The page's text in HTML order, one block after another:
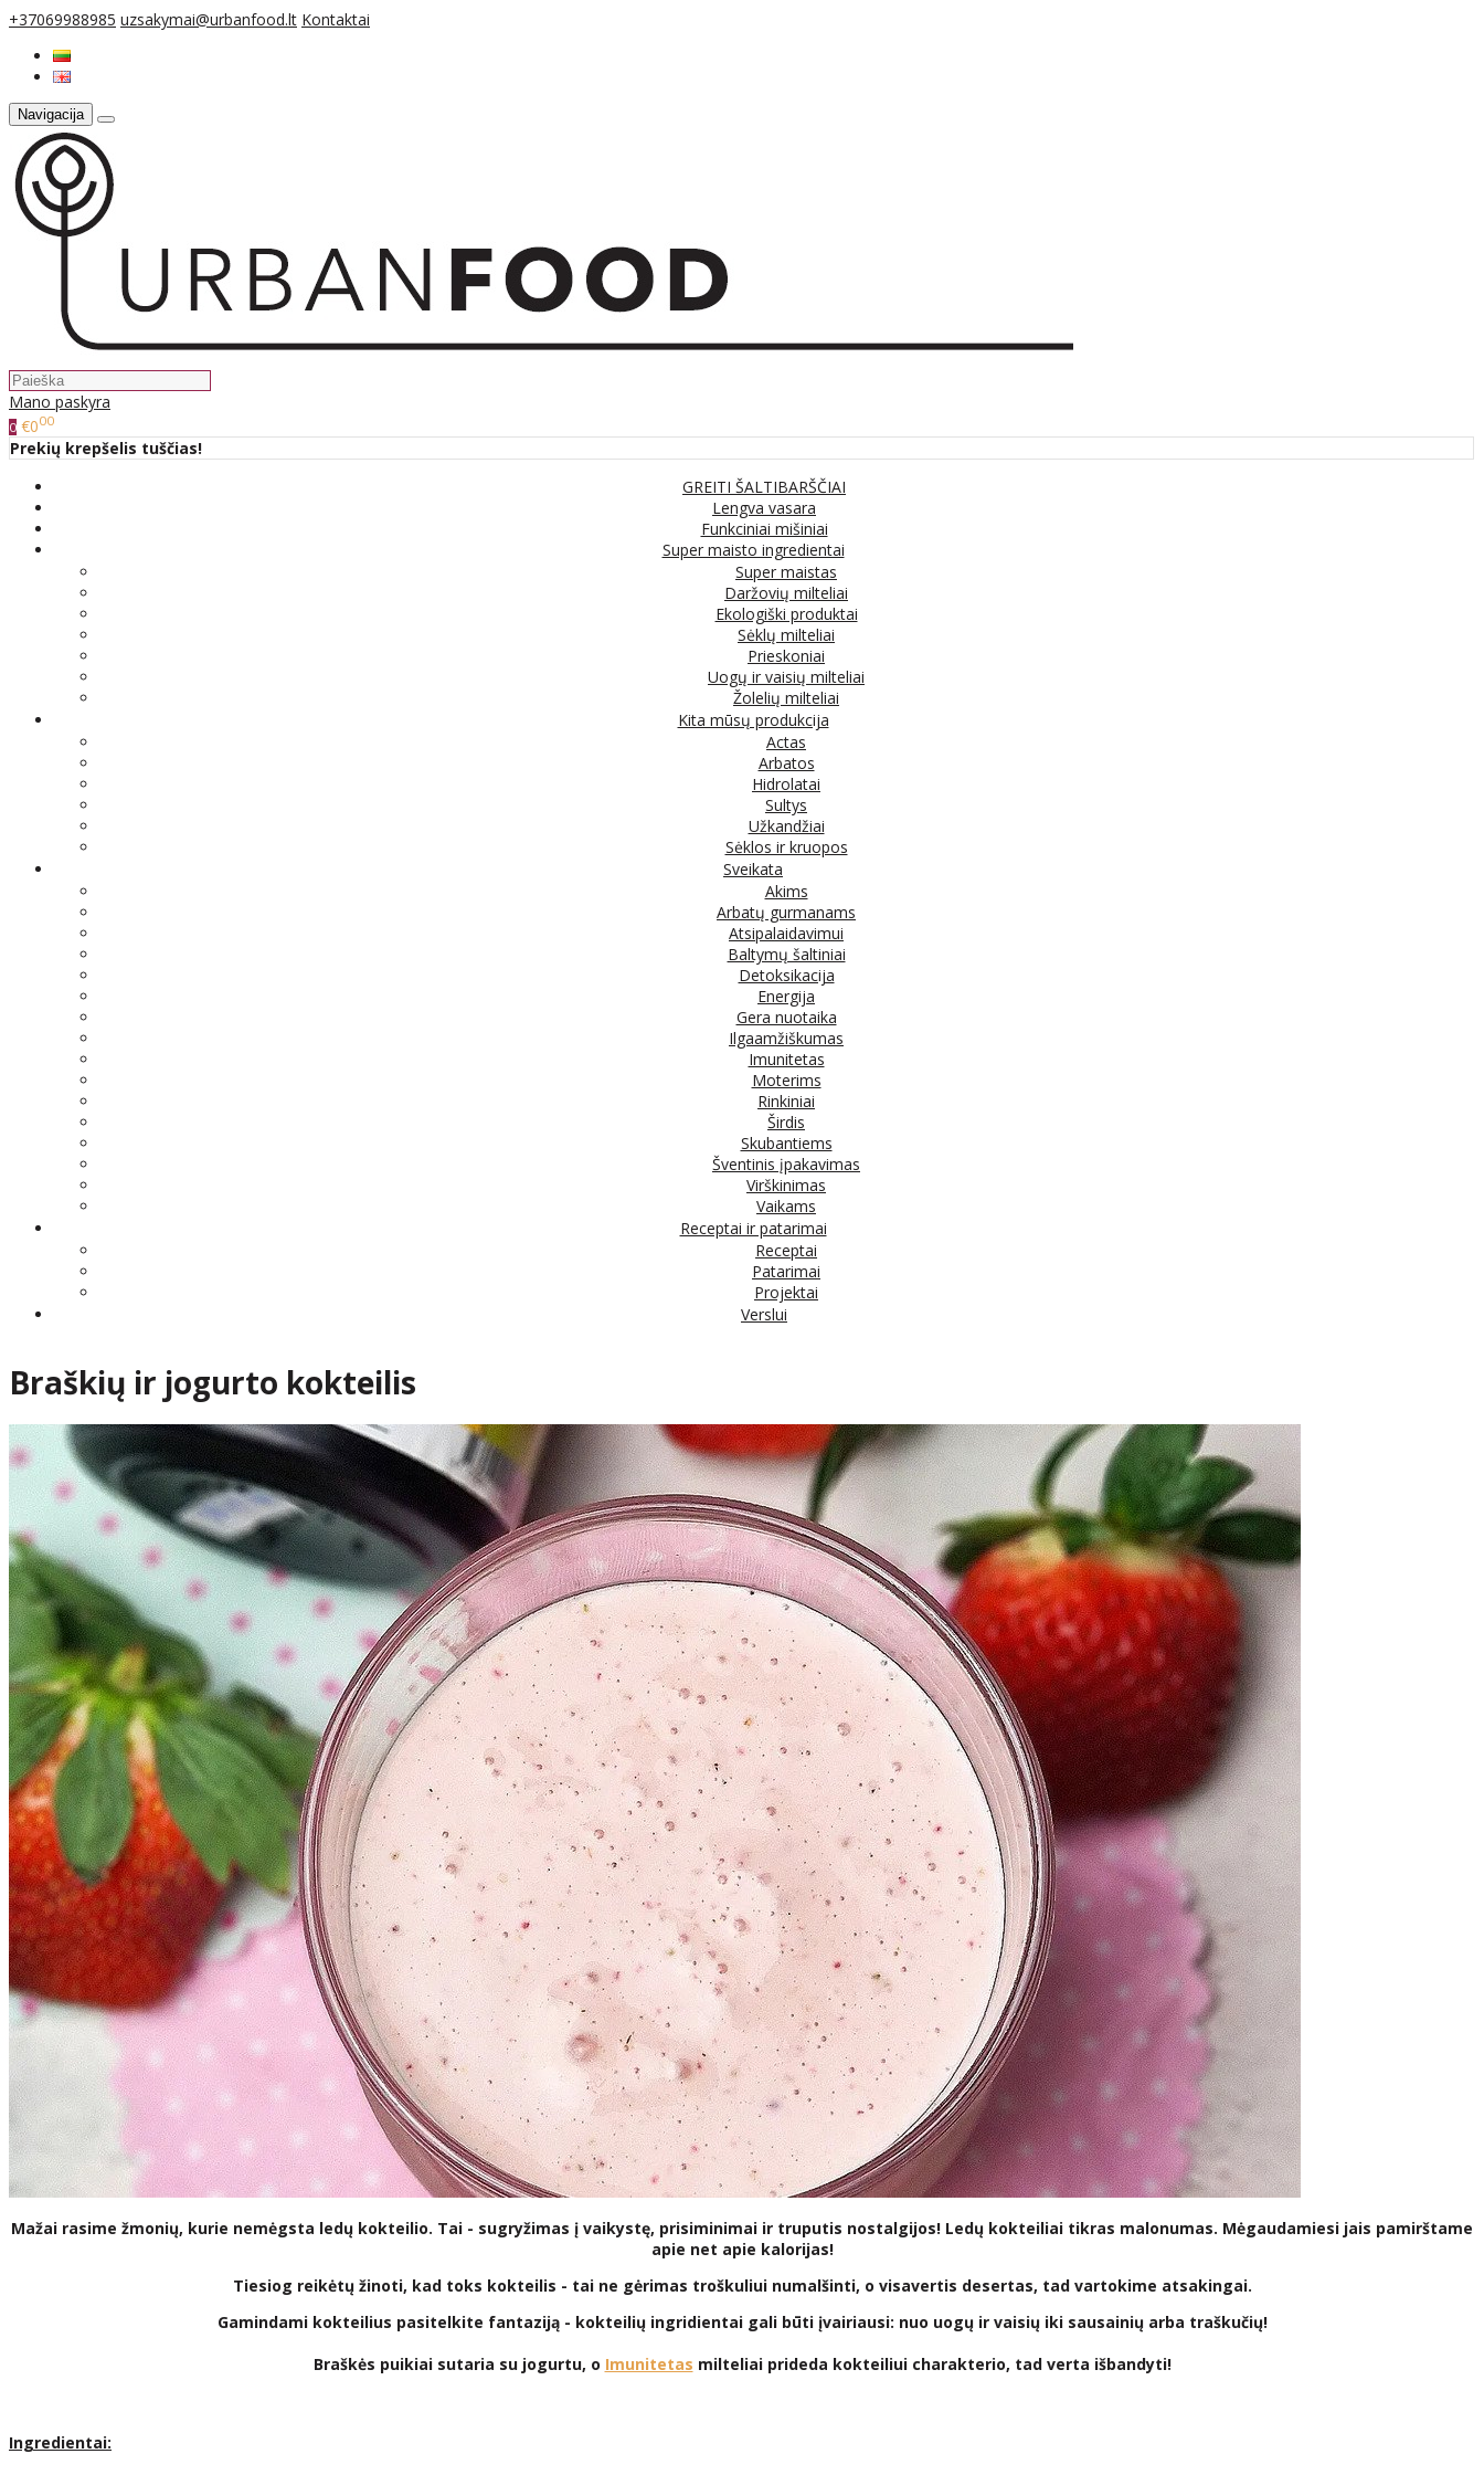
+37069988985 uzsakymai@urbanfood.lt Kontaktai
Navigacija
Mano paskyra
0 €000
Prekių krepšelis tuščias!
GREITI ŠALTIBARŠČIAI
Lengva vasara
Funkciniai mišiniai
Super maisto ingredientai
Super maistas
Daržovių milteliai
Ekologiški produktai
Sėklų milteliai
Prieskoniai
Uogų ir vaisių milteliai
Žolelių milteliai
Kita mūsų produkcija
Actas
Arbatos
Hidrolatai
Sultys
Užkandžiai
Sėklos ir kruopos
Sveikata
Akims
Arbatų gurmanams
Atsipalaidavimui
Baltymų šaltiniai
Detoksikacija
Energija
Gera nuotaika
Ilgaamžiškumas
Imunitetas
Moterims
Rinkiniai
Širdis
Skubantiems
Šventinis įpakavimas
Virškinimas
Vaikams
Receptai ir patarimai
Receptai
Patarimai
Projektai
Verslui
Braškių ir jogurto kokteilis
Mažai rasime žmonių, kurie nemėgsta ledų kokteilio. Tai - sugryžimas į vaikystę, prisiminimai ir truputis nostalgijos! Ledų kokteiliai tikras malonumas. Mėgaudamiesi jais pamirštame
apie net apie kalorijas!
Tiesiog reikėtų žinoti, kad toks kokteilis - tai ne gėrimas troškuliui numalšinti, o visavertis desertas, tad vartokime atsakingai.
Gamindami kokteilius pasitelkite fantaziją - kokteilių ingridientai gali būti įvairiausi: nuo uogų ir vaisių iki sausainių arba traškučių!
Braškės puikiai sutaria su jogurtu, o Imunitetas milteliai prideda kokteiliui charakterio, tad verta išbandyti!
Ingredientai: